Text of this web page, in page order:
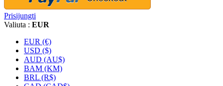
Prisijungti
Valiuta : EUR
EUR (€)
USD ($)
AUD (AU$)
BAM (KM)
BRL (R$)